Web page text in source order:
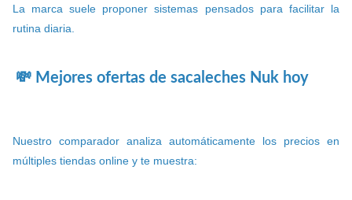
La marca suele proponer sistemas pensados para facilitar la
rutina diaria.
💸 Mejores ofertas de sacaleches Nuk hoy
Nuestro comparador analiza automáticamente los precios en
múltiples tiendas online y te muestra: